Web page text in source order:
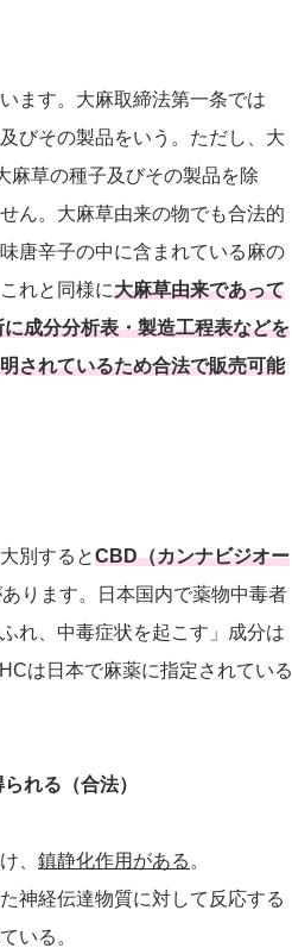
ます。大麻取締法第一条では
びその製品をいう。ただし、大
麻草の種子及びその製品を除
ん。大麻草由来の物でも合法的
唐辛子の中に含まれている麻の
れと同様に大麻草由来であって
成分分析表・製造工程表などを
されているため合法で販売可能
別するとCBD（カンナビジオー
ります。日本国内で薬物中毒者
れ、中毒症状を起こす」成分は
は日本で麻薬に指定されている
れる（合法）
、 鎮静化作用がある 。
神経伝達物質に対して反応する
いる。